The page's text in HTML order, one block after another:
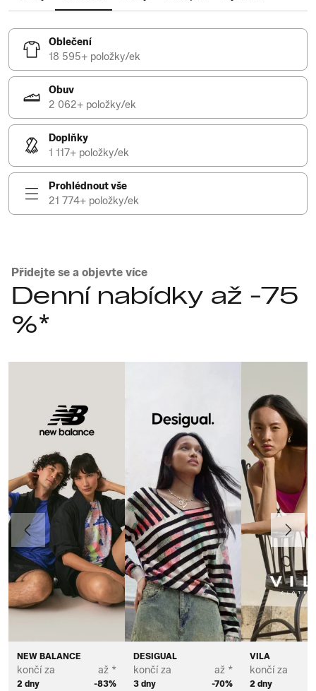
Oblečení
18 595+ položky/ek
Obuv
2 062+ položky/ek
Doplňky
1 117+ položky/ek
Prohlédnout vše
21 774+ položky/ek
Přidejte se a objevte více
Denní nabídky až -75
%*
NEW BALANCE
končí za
2 dny
až *
-83%
DESIGUAL
končí za
3 dny
až *
-70%
VILA
končí za
2 dny
Předchozí Další